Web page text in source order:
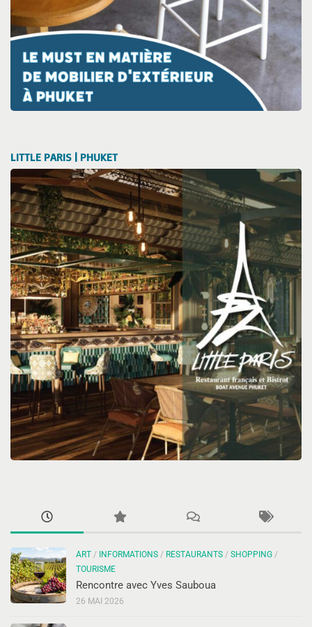
LITTLE PARIS | PHUKET
ART / INFORMATIONS / RESTAURANTS / SHOPPING /
TOURISME
Rencontre avec Yves Sauboua
26 MAI 2026